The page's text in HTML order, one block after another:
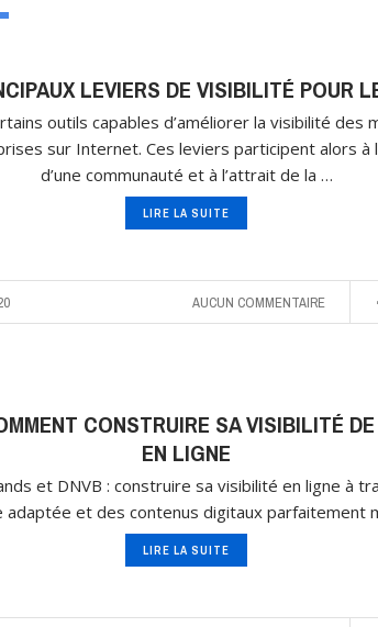
LEVIERS DE VISIBILITÉ POUR
outils capables d’améliorer la visibilité des
sur Internet. Ces leviers participent alors à
d’une communauté et à l’attrait de la …
LIRE LA SUITE
AUCUN COMMENTAIRE
CONSTRUIRE SA VISIBILITÉ
EN LIGNE
et DNVB : construire sa visibilité en ligne à
et des contenus digitaux parfaitement
LIRE LA SUITE